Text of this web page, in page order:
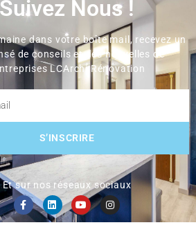
Suivez Nous !
dans votre boîte mail, recevez un
de conseils et des nouvelles de
LCArchi Rénovation
S’INSCRIRE
Et sur nos réseaux sociaux